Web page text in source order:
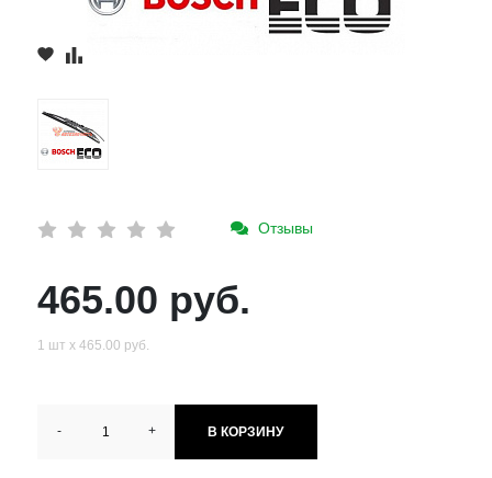
Отзывы
465.00 руб.
1 шт х 465.00 руб.
- + В КОРЗИНУ